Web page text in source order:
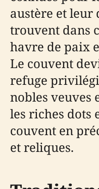
austère et leur
trouvent dans
havre de paix
Le couvent
refuge
nobles veuves
les riches dots
couvent en
et reliques.